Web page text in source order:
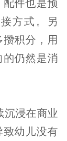
件也是预
方式。另
积分，用
仍然是消
沉浸在商业
幼儿没有